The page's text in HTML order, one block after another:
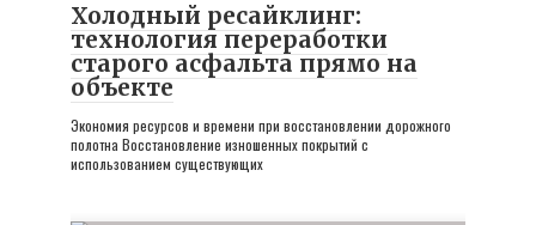
Холодный ресайклинг:
технология переработки
старого асфальта прямо на
объекте
Экономия ресурсов и времени при восстановлении дорожного
полотна Восстановление изношенных покрытий с
использованием существующих